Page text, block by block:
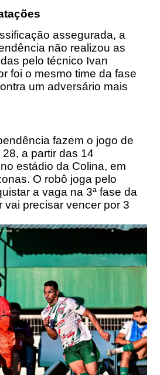
assegurada, a
não realizou as
pelo técnico Ivan
foi o mesmo time da fase
um adversário mais
fazem o jogo de
a partir das 14
estádio da Colina, em
O robô joga pelo
a vaga na 3ª fase da
vai precisar vencer por 3